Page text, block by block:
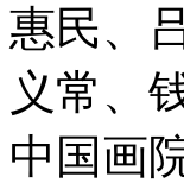
惠民、
义常、
中国画